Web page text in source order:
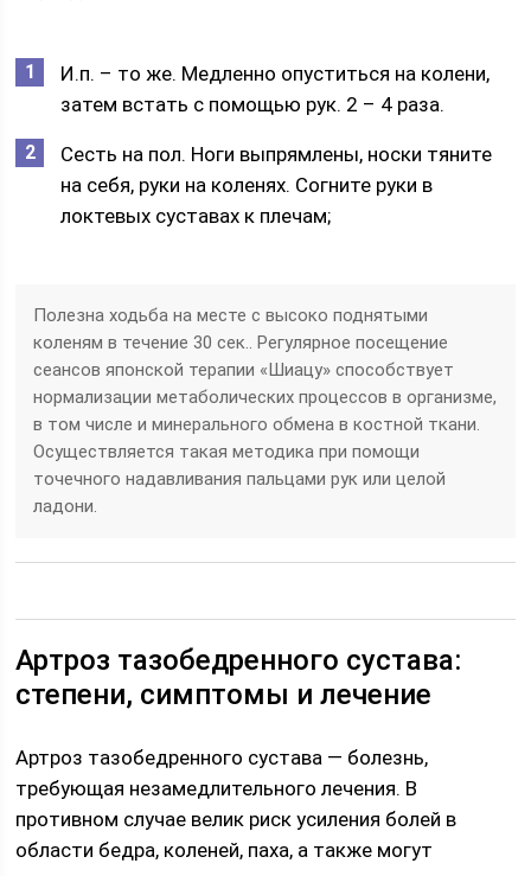
И.п. – то же. Медленно опуститься на колени,
затем встать с помощью рук. 2 – 4 раза.
Сесть на пол. Ноги выпрямлены, носки тяните
на себя, руки на коленях. Согните руки в
локтевых суставах к плечам;
Полезна ходьба на месте с высоко поднятыми
коленям в течение 30 сек.. Регулярное посещение
сеансов японской терапии «Шиацу» способствует
нормализации метаболических процессов в организме,
в том числе и минерального обмена в костной ткани.
Осуществляется такая методика при помощи
точечного надавливания пальцами рук или целой
ладони.
Артроз тазобедренного сустава:
степени, симптомы и лечение
Артроз тазобедренного сустава ― болезнь,
требующая незамедлительного лечения. В
противном случае велик риск усиления болей в
области бедра, коленей, паха, а также могут